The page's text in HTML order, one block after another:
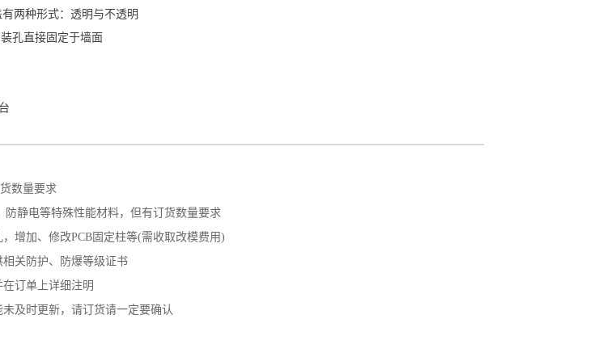
两种形式：透明与不透明
孔直接固定于墙面
数量要求
静电等特殊性能材料，但有订货数量要求
增加、修改PCB固定柱等(需收取改模费用)
关防护、防爆等级证书
订单上详细注明
及时更新，请订货请一定要确认